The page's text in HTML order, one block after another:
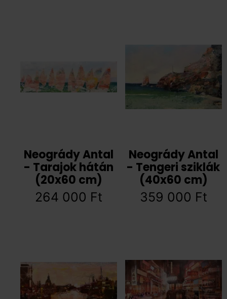
Neogrády Antal
- Tarajok hátán
(20x60 cm)
264 000 Ft
Neogrády Antal
- Tengeri sziklák
(40x60 cm)
359 000 Ft